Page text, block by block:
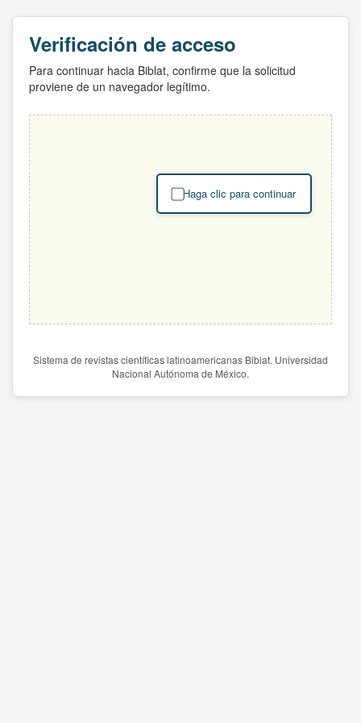
Verificación de acceso
Para continuar hacia Biblat, confirme que la solicitud
proviene de un navegador legítimo.
Haga clic para continuar
Sistema de revistas científicas latinoamericanas Biblat. Universidad
Nacional Autónoma de México.